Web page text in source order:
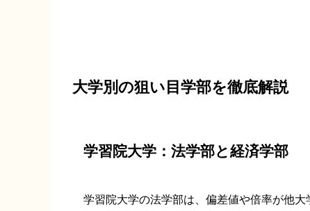
大学別の狙い目学部を徹底解説
学習院大学：法学部と経済学部
学習院大学の法学部は、偏差値や倍率が他